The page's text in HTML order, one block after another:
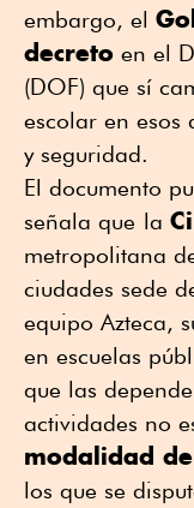
embargo, el
decreto en el
(DOF) que sí
escolar en
y seguridad.
El documento
señala que la
metropolitana
ciudades sede
equipo Azteca,
en escuelas
que las
actividades no
modalidad de
los que se